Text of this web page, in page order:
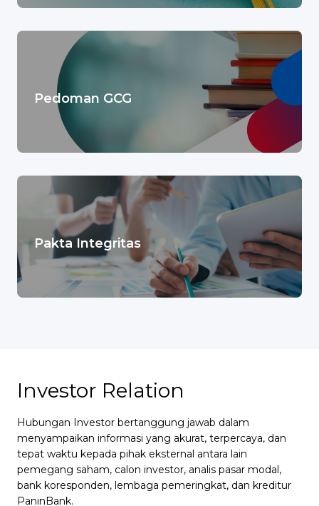
Pedoman GCG
Pakta Integritas
Investor Relation
Hubungan Investor bertanggung jawab dalam
menyampaikan informasi yang akurat, terpercaya, dan
tepat waktu kepada pihak eksternal antara lain
pemegang saham, calon investor, analis pasar modal,
bank koresponden, lembaga pemeringkat, dan kreditur
PaninBank.